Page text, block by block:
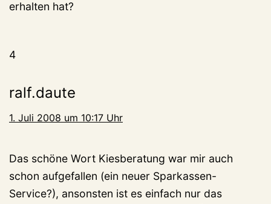
erhalten hat?
4
ralf.daute
1. Juli 2008 um 10:17 Uhr
Das schöne Wort Kiesberatung war mir auch
schon aufgefallen (ein neuer Sparkassen-
Service?), ansonsten ist es einfach nur das